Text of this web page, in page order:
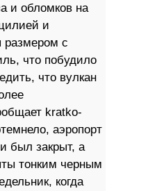
и обломков на
и
размером с
что побудило
что вулкан
kratko-
аэропорт
был закрыт, а
тонким черным
когда